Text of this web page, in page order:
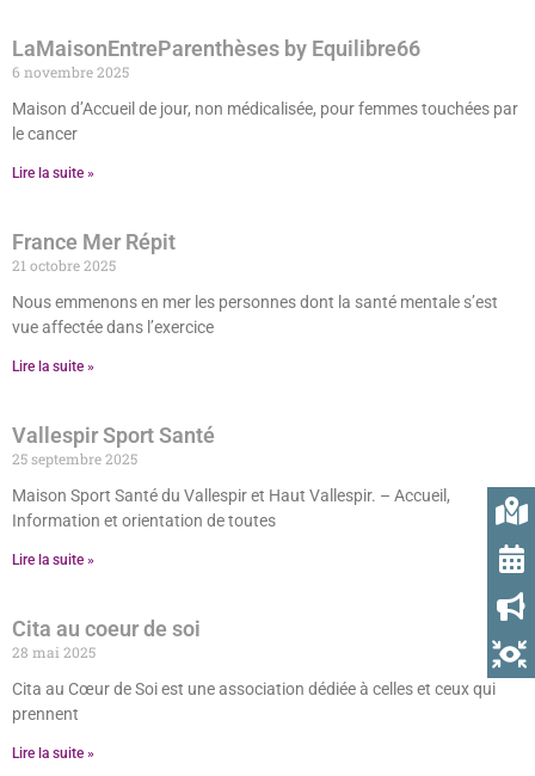
LaMaisonEntreParenthèses by Equilibre66
6 novembre 2025
Maison d’Accueil de jour, non médicalisée, pour femmes touchées par
le cancer
Lire la suite »
France Mer Répit
21 octobre 2025
Nous emmenons en mer les personnes dont la santé mentale s’est
vue affectée dans l’exercice
Lire la suite »
Vallespir Sport Santé
25 septembre 2025
Maison Sport Santé du Vallespir et Haut Vallespir. – Accueil,
Information et orientation de toutes
Lire la suite »
Cita au coeur de soi
28 mai 2025
Cita au Cœur de Soi est une association dédiée à celles et ceux qui
prennent
Lire la suite »